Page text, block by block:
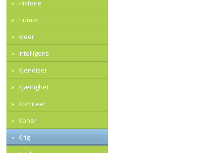
Historie
Humor
Ideer
Intelligens
Kjendiser
Kjærlighet
Komiteer
Koner
Krig